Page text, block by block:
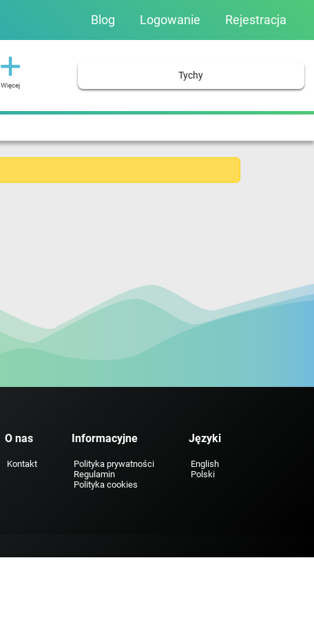
Blog Logowanie Rejestracja
Więcej
Tychy
O nas
Kontakt
Informacyjne
Polityka prywatności
Regulamin
Polityka cookies
Języki
English
Polski